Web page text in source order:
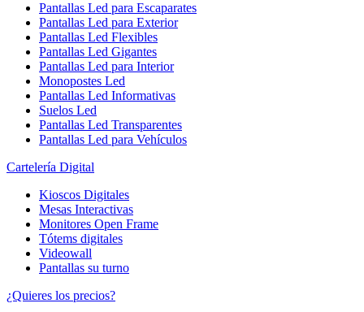
Pantallas Led para Escaparates
Pantallas Led para Exterior
Pantallas Led Flexibles
Pantallas Led Gigantes
Pantallas Led para Interior
Monopostes Led
Pantallas Led Informativas
Suelos Led
Pantallas Led Transparentes
Pantallas Led para Vehículos
Cartelería Digital
Kioscos Digitales
Mesas Interactivas
Monitores Open Frame
Tótems digitales
Videowall
Pantallas su turno
¿Quieres los precios?